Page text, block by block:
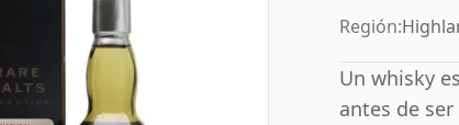
Región:
Un whisky
antes de